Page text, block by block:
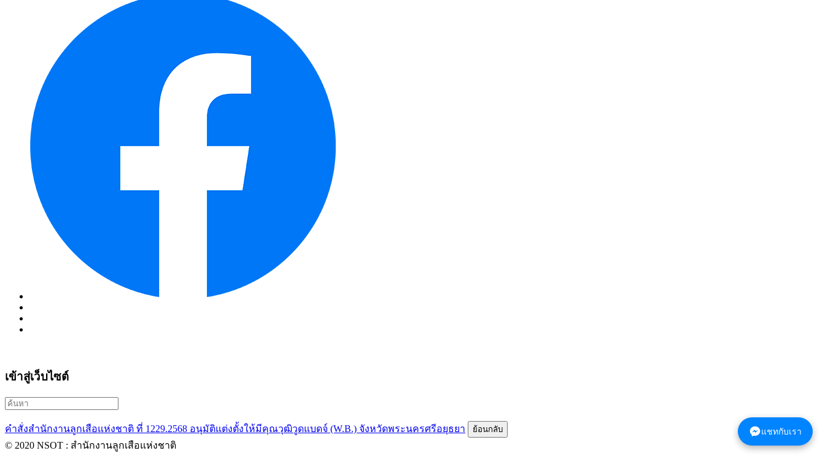
แชทกับเรา
เข้าสู่เว็บไซต์
คำสั่งสำนักงานลูกเสือแห่งชาติ ที่ 1229.2568 อนุมัติแต่งตั้งให้มีคุณวุฒิวูดแบดจ์ (W.B.) จังหวัดพระนครศรีอยุธยา
© 2020 NSOT : สำนักงานลูกเสือแห่งชาติ